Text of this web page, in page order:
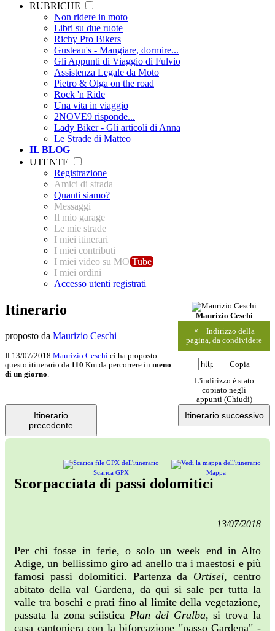
RUBRICHE
Non ridere in moto
Libri su due ruote
Richy Pro Bikers
Gusteau's - Mangiare, dormire...
Gli Appunti di Viaggio di Fulvio
Assistenza Legale da Moto
Pietro & Olga on the road
Rock 'n Ride
Una vita in viaggio
2NOVE9 risponde...
Lady Biker - Gli articoli di Anna
Le Strade di Matteo
IL BLOG
UTENTE
Registrazione
Amici di strada
Quanti siamo?
Messaggi
Il mio garage
Le mie strade
I miei itinerari
I miei contributi
I miei video su MO Tube
I miei ordini
Accesso utenti registrati
Maurizio Ceschi
×
Indirizzo della
pagina, da condividere
Copia
L'indirizzo è stato
copiato negli
appunti (Chiudi)
Itinerario
proposto da Maurizio Ceschi
Il 13/07/2018 Maurizio Ceschi ci ha proposto
questo itinerario da 110 Km da percorrere in meno
di un giorno.
Itinerario
precedente
Itinerario successivo
Mappa
Scarica GPX
Scorpacciata di passi dolomitici
13/07/2018
Per chi fosse in ferie, o solo un week end in Alto
Adige, un bellissimo giro ad anello tra i maestosi e più
famosi passi dolomitici. Partenza da Ortisei, centro
abitato della val Gardena, da qui si sale per tutta la
valle tra boschi e prati fino al limite della vegetazione,
passata la zona sciisticaPlan del Gralba, si trova la
casa cantoniera con la biforcazione "passo Gardena" -